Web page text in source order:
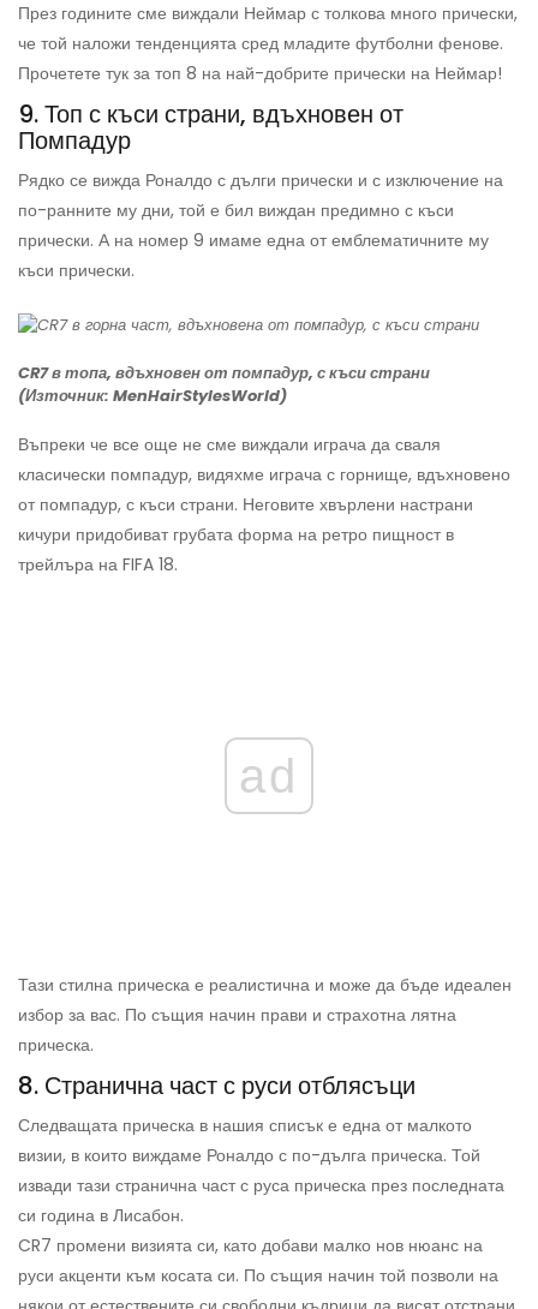
През годините сме виждали Неймар с толкова много прически,
че той наложи тенденцията сред младите футболни фенове.
Прочетете тук за топ 8 на най-добрите прически на Неймар!
9. Топ с къси страни, вдъхновен от
Помпадур
Рядко се вижда Роналдо с дълги прически и с изключение на
по-ранните му дни, той е бил виждан предимно с къси
прически. А на номер 9 имаме една от емблематичните му
къси прически.
CR7 в топа, вдъхновен от помпадур, с къси страни
(Източник: MenHairStylesWorld)
Въпреки че все още не сме виждали играча да сваля
класически помпадур, видяхме играча с горнище, вдъхновено
от помпадур, с къси страни. Неговите хвърлени настрани
кичури придобиват грубата форма на ретро пищност в
трейлъра на FIFA 18.
ad
Тази стилна прическа е реалистична и може да бъде идеален
избор за вас. По същия начин прави и страхотна лятна
прическа.
8. Странична част с руси отблясъци
Следващата прическа в нашия списък е една от малкото
визии, в които виждаме Роналдо с по-дълга прическа. Той
извади тази странична част с руса прическа през последната
си година в Лисабон.
CR7 промени визията си, като добави малко нов нюанс на
руси акценти към косата си. По същия начин той позволи на